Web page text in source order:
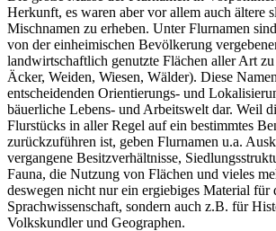
Herkunft, es waren aber vor allem auch ältere
Mischnamen zu erheben. Unter Flurnamen
von der einheimischen Bevölkerung
landwirtschaftlich genutzte Flächen aller Art
Äcker, Weiden, Wiesen, Wälder). Diese
entscheidenden Orientierungs- und
bäuerliche Lebens- und Arbeitswelt dar. Weil
Flurstücks in aller Regel auf ein bestimmtes
zurückzuführen ist, geben Flurnamen u.a.
vergangene Besitzverhältnisse,
Fauna, die Nutzung von Flächen und vieles
deswegen nicht nur ein ergiebiges Material für
Sprachwissenschaft, sondern auch z.B. für
Volkskundler und Geographen.